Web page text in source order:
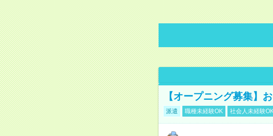
【オープニング募集】
派遣 職種未経験OK 社会人未経験